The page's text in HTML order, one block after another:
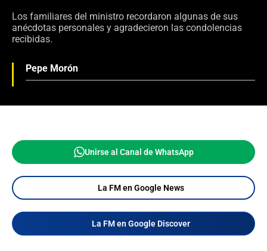
Los familiares del ministro recordaron algunas de sus
anécdotas personales y agradecieron las condolencias
recibidas.
Pepe Morón
Unirse al Canal de WhatsApp
La FM en Google News
La FM en Google Discover